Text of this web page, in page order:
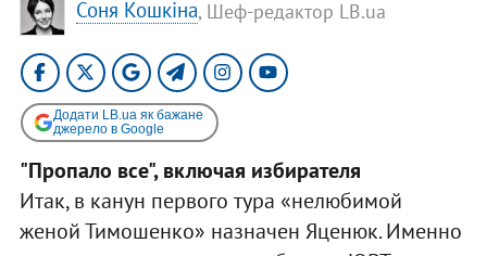
Соня Кошкіна, Шеф-редактор LB.ua
Додати LB.ua як бажане
джерело в Google
"Пропало все", включая избирателя
Итак, в канун первого тура «нелюбимой
женой Тимошенко» назначен Яценюк. Именно